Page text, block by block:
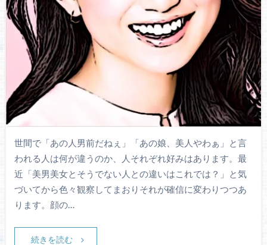
世間で「あの人男前だねぇ」「あの娘、美人やわぁ」と言
われる人は何が違うのか、人それぞれ好みはあります。最
近「美男美女とそうでない人との違いはこれでは？」と気
づいてから色々観察してまおりそれが確信に変わりつつあ
ります。顔の…
続きを読む